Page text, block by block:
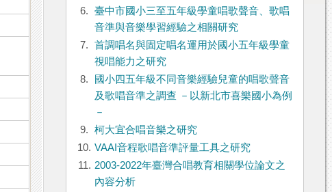
6.
臺中市國小三至五年級學童唱歌聲音、歌唱
音準與音樂學習經驗之相關研究
7.
首調唱名與固定唱名運用於國小五年級學童
視唱能力之研究
8.
國小四五年級不同音樂經驗兒童的唱歌聲音
及歌唱音準之調查 －以新北市喜樂國小為例
－
9.
柯大宜合唱音樂之研究
10. VAAI音程歌唱音準評量工具之研究
11. 2003-2022年臺灣合唱教育相關學位論文之
內容分析